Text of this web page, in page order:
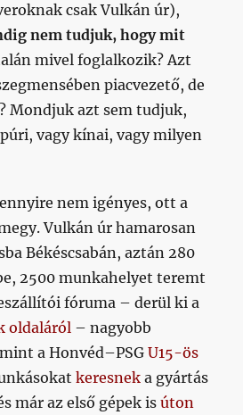
csak Vulkán úr),
nem tudjuk, hogy mit
mivel foglalkozik? Azt
piacvezető, de
Mondjuk azt sem tudjuk,
vagy kínai, vagy milyen
nem igényes, ott a
Vulkán úr hamarosan
Békéscsabán, aztán 280
2500 munkahelyet teremt
fóruma – derül ki a
oldaláról – nagyobb
a Honvéd–PSGU15-ös
keresnek a gyártás
már az első gépek isúton